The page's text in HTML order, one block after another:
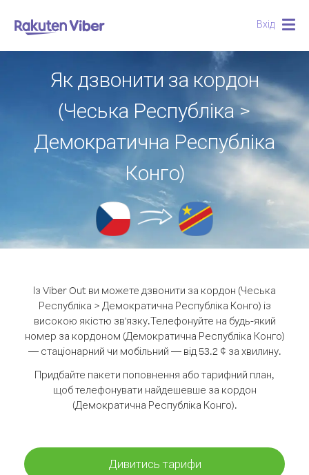
Вхід
Як дзвонити за кордон
(Чеська Республіка >
Демократична Республіка
Конго)
Із Viber Out ви можете дзвонити за кордон (Чеська
Республіка > Демократична Республіка Конго) із
високою якістю зв'язку.Телефонуйте на будь-який
номер за кордоном (Демократична Республіка Конго)
— стаціонарний чи мобільний — від 53.2 ¢ за хвилину.
Придбайте пакети поповнення або тарифний план,
щоб телефонувати найдешевше за кордон
(Демократична Республіка Конго).
Дивитись тарифи